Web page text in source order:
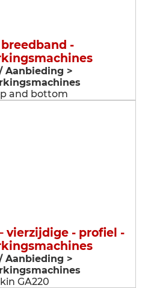
-
Aanbieding >
and bottom
vierzijdige - profiel -
Aanbieding >
GA220